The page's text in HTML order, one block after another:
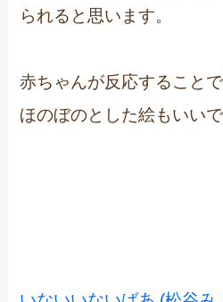
られると思います。
赤ちゃんが反応すること
ほのぼのとした絵もいいで